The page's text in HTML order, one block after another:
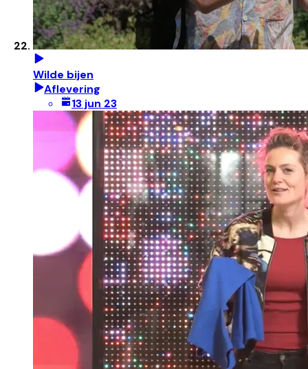
Wilde bijen
Aflevering
13 jun 23